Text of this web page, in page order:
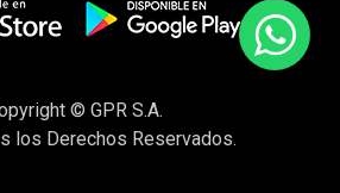
© GPR S.A.
los Derechos Reservados.